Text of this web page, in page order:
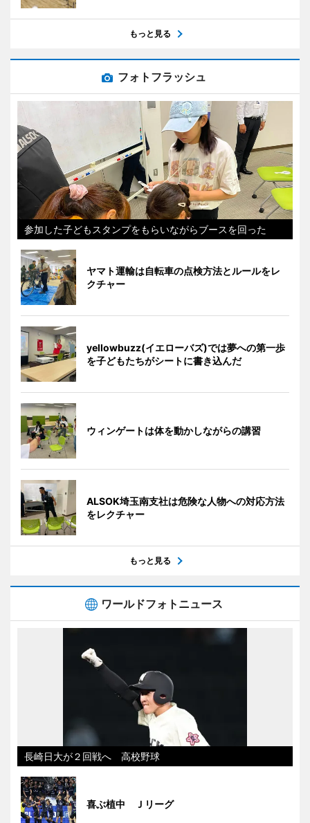
もっと見る
フォトフラッシュ
参加した子どもスタンプをもらいながらブースを回った
ヤマト運輸は自転車の点検方法とルールをレ
クチャー
yellowbuzz(イエローバズ)では夢への第一歩
を子どもたちがシートに書き込んだ
ウィンゲートは体を動かしながらの講習
ALSOK埼玉南支社は危険な人物への対応方法
をレクチャー
もっと見る
ワールドフォトニュース
長崎日大が２回戦へ 高校野球
喜ぶ植中 Ｊリーグ